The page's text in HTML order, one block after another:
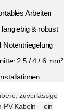
Arbeiten
langlebig & robust
Notentriegelung
2,5 / 4 / 6 mm²
zuverlässige
PV-Kabeln – ein